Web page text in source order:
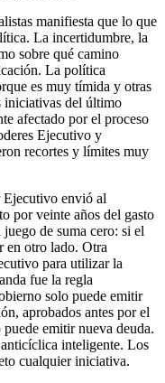
manifiesta que lo que
La incertidumbre, la
sobre qué camino
La política
es muy tímida y otras
iniciativas del último
afectado por el proceso
Ejecutivo y
recortes y límites muy
Ejecutivo envió al
por veinte años del gasto
de suma cero: si el
en otro lado. Otra
para utilizar la
fue la regla
solo puede emitir
aprobados antes por el
emitir nueva deuda.
inteligente. Los
cualquier iniciativa.